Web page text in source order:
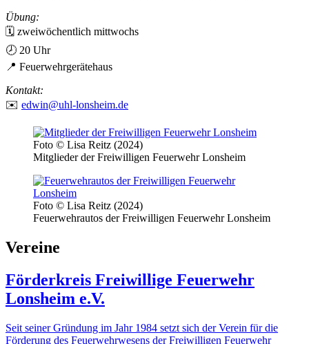
Übung:
🗓️ zweiwöchentlich mittwochs
🕗 20 Uhr
📍 Feuerwehrgerätehaus
Kontakt:
✉️ edwin@uhl-lonsheim.de
Foto © Lisa Reitz (2024)
Mitglieder der Freiwilligen Feuerwehr Lonsheim
Foto © Lisa Reitz (2024)
Feuerwehrautos der Freiwilligen Feuerwehr Lonsheim
Vereine
Förderkreis Freiwillige Feuerwehr
Lonsheim e.V.
Seit seiner Gründung im Jahr 1984 setzt sich der Verein für die
Förderung des Feuerwehrwesens der Freiwilligen Feuerwehr